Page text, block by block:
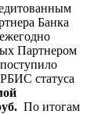
Банка
Партнером
статуса
По итогам